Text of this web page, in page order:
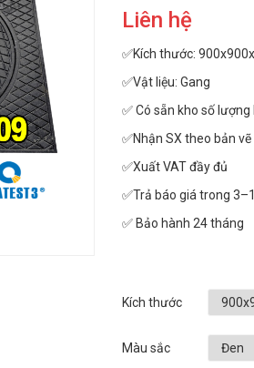
Liên hệ
✅Kích thước:
✅Vật liệu: Gang
✅ Có sẵn kho số lượng
✅Nhận SX theo bản
✅Xuất VAT đầy đủ
✅Trả báo giá trong
✅ Bảo hành 24 tháng
Kích thước
Màu sắc